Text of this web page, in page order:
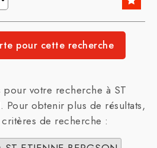
pour votre recherche à ST
Pour obtenir plus de résultats,
de recherche :